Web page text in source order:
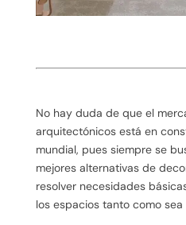
No hay duda de que el
arquitectónicos está en
mundial, pues siempre se
mejores alternativas de
resolver necesidades
los espacios tanto como sea